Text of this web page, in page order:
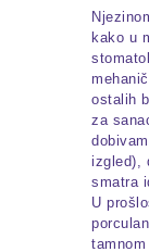
kako u
ostalih
za
izgled),
smatra
U